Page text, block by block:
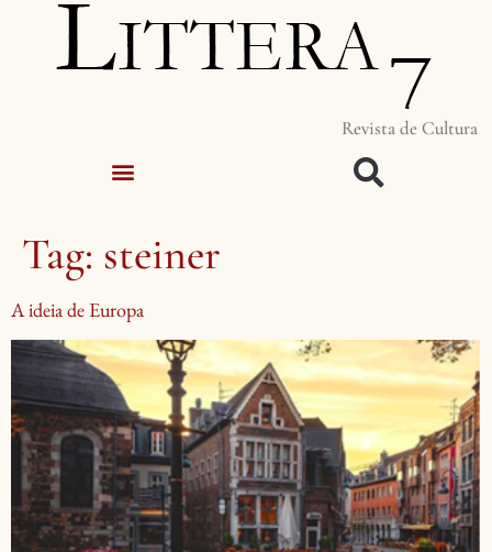
Revista de Cultura
Tag: steiner
A ideia de Europa